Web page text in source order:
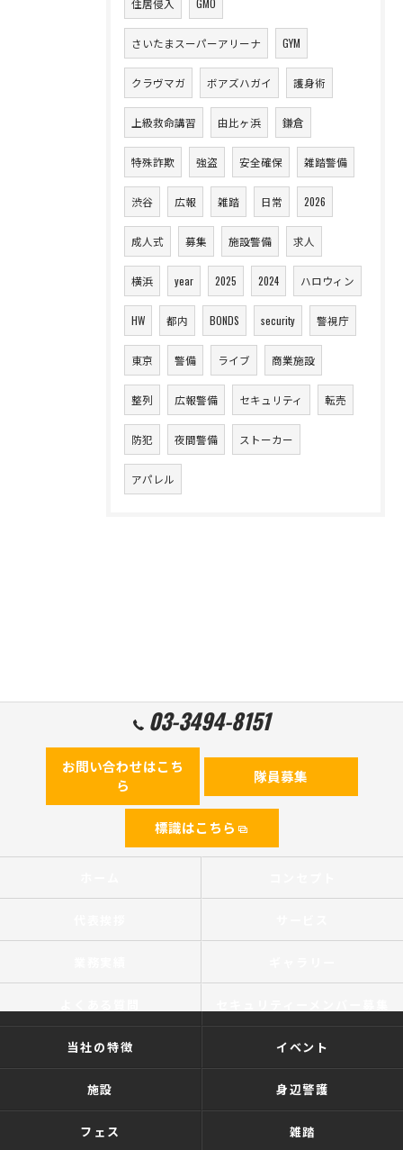
住居侵入 GMO
さいたまスーパーアリーナ GYM
クラヴマガ ボアズハガイ 護身術
上級救命講習 由比ヶ浜 鎌倉
特殊詐欺 強盗 安全確保 雑踏警備
渋谷 広報 雑踏 日常 2026
成人式 募集 施設警備 求人
横浜 year 2025 2024 ハロウィン
HW 都内 BONDS security 警視庁
東京 警備 ライブ 商業施設
整列 広報警備 セキュリティ 転売
防犯 夜間警備 ストーカー
アパレル
03-3494-8151
お問い合わせはこち
ら
隊員募集
標識はこちら
当社の特徴 イベント
施設 身辺警護
フェス 雑踏